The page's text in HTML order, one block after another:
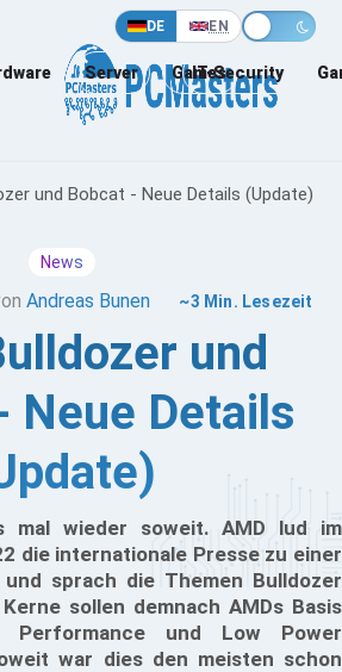
DE EN
Server Games
IT-Security
und Bobcat - Neue Details (Update)
News
Andreas Bunen ~3 Min. Lesezeit
und
Neue Details
mal wieder soweit. AMD lud im
die internationale Presse zu einer
sprach die Themen Bulldozer
sollen demnach AMDs Basis
Performance und Low Power
war dies den meisten schon